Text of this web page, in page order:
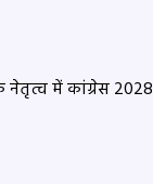
में कांग्रेस